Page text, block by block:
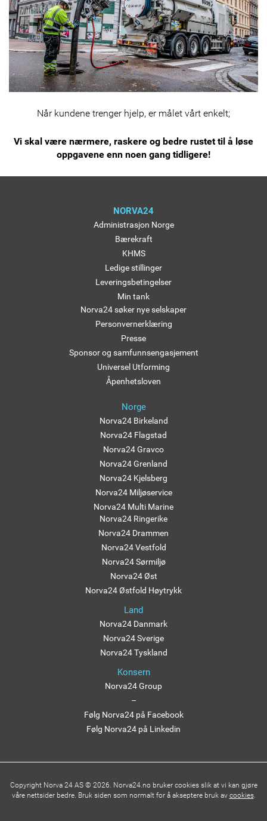
Når kundene trenger hjelp, er målet vårt enkelt;
Vi skal være nærmere, raskere og bedre rustet til å løse
oppgavene enn noen gang tidligere!
NORVA24
Administrasjon Norge
Bærekraft
KHMS
Ledige stillinger
Leveringsbetingelser
Min tank
Norva24 søker nye selskaper
Personvernerklæring
Presse
Sponsor og samfunnsengasjement
Universel Utforming
Åpenhetsloven
Norge
Norva24 Birkeland
Norva24 Flagstad
Norva24 Gravco
Norva24 Grenland
Norva24 Kjelsberg
Norva24 Miljøservice
Norva24 Multi Marine
Norva24 Ringerike
Norva24 Drammen
Norva24 Vestfold
Norva24 Sørmiljø
Norva24 Øst
Norva24 Østfold Høytrykk
Land
Norva24 Danmark
Norva24 Sverige
Norva24 Tyskland
Konsern
Norva24 Group
–
Følg Norva24 på Facebook
Følg Norva24 på Linkedin
Copyright Norva 24 AS © 2026. Norva24.no bruker cookies slik at vi kan gjøre
våre nettsider bedre. Bruk siden som normalt for å akseptere bruk av cookies.